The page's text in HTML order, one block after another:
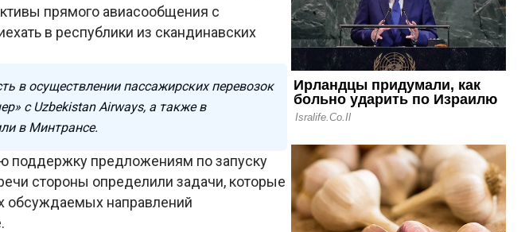
прямого авиасообщения с
в республики из скандинавских
в осуществлении пассажирских перевозок
с Uzbekistan Airways, а также в
в Минтрансе.
поддержку предложениям по запуску
стороны определили задачи, которые
обсуждаемых направлений